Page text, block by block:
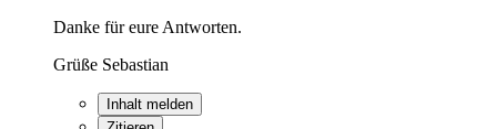
Danke für eure Antworten.
Grüße Sebastian
Inhalt melden